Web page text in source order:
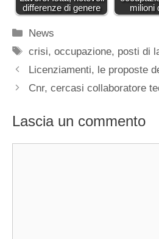
differenze di genere
milioni
Categorie
News
Tag
crisi,occupazione, posti di
Licenziamenti, le proposte
Cnr, cercasi collaboratore
Lascia un commento